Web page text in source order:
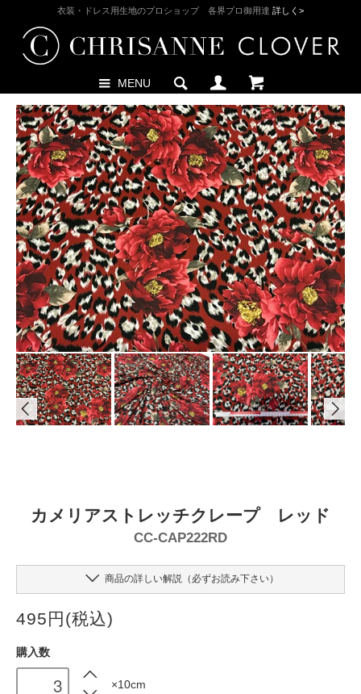
衣装・ドレス用生地のプロショップ 各界プロ御用達 詳しく>
MENU
カメリアストレッチクレープ レッド
CC-CAP222RD
商品の詳しい解説（必ずお読み下さい）
495円(税込)
購入数
×10cm